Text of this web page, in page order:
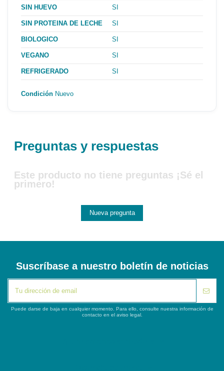
SIN HUEVO SI
SIN PROTEINA DE LECHE SI
BIOLOGICO SI
VEGANO SI
REFRIGERADO SI
Condición Nuevo
Preguntas y respuestas
Este producto no tiene preguntas ¡Sé el
primero!
Nueva pregunta
Suscríbase a nuestro boletín de noticias
Puede darse de baja en cualquier momento. Para ello, consulte nuestra información de
contacto en el aviso legal.